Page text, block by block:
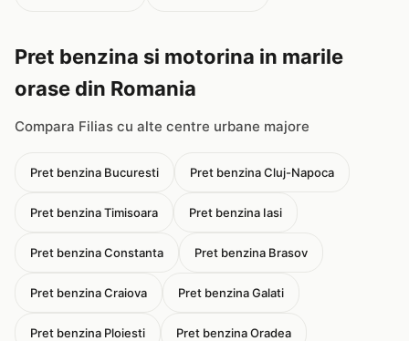
Pret benzina si motorina in marile
orase din Romania
Compara Filias cu alte centre urbane majore
Pret benzina Bucuresti Pret benzina Cluj-Napoca
Pret benzina Timisoara Pret benzina Iasi
Pret benzina Constanta Pret benzina Brasov
Pret benzina Craiova Pret benzina Galati
Pret benzina Ploiesti Pret benzina Oradea